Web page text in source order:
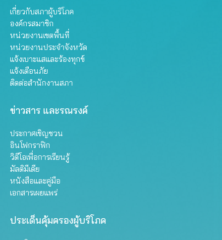
เกี่ยวกับสภาผู้บริโภค
องค์กรสมาชิก
หน่วยงานเขตพื้นที่
หน่วยงานประจำจังหวัด
แจ้งเบาะแสและร้องทุกข์
แจ้งเตือนภัย
ติดต่อสำนักงานสภา
ข่าวสาร และรณรงค์
ประกาศเชิญชวน
อินโฟกราฟิก
วิดีโอเพื่อการเรียนรู้
มัลติมีเดีย
หนังสือและคู่มือ
เอกสารเผยแพร่
ประเด็นคุ้มครองผู้บริโภค